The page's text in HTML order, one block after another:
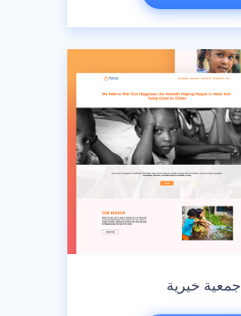
جمعية خيرية